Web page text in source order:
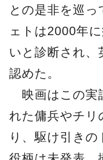
との是非を巡
ェトは2000年
いと診断され、
認めた。
映画はこの実
れた傭兵やチリ
り、駆け引き